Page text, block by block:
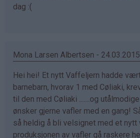
dag :(
Mona Larsen Albertsen -
Hei hei! Et nytt Vaffeljern hadde
barnebarn, hvorav 1 med Cøliaki,
til den med Cøliaki .......og
ønsker gjerne vafler med en gang!
så heldig å bli velsignet med et nytt
produksjonen av vafler gå raskere